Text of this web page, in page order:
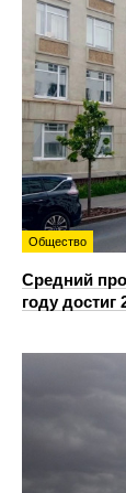
Общество
Средний
году достиг